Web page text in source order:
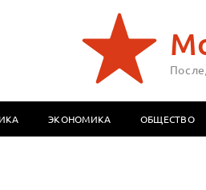
ЭКОНОМИКА ОБЩЕСТВО